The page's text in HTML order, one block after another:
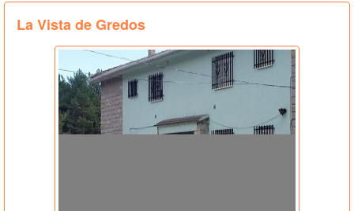
La Vista de Gredos